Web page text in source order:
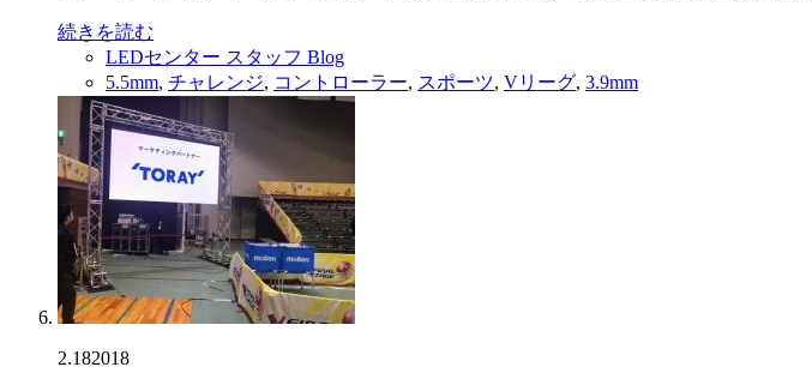
続きを読む
LEDセンター スタッフ Blog
5.5mm, チャレンジ, コントローラー, スポーツ, Vリーグ, 3.9mm
2.182018